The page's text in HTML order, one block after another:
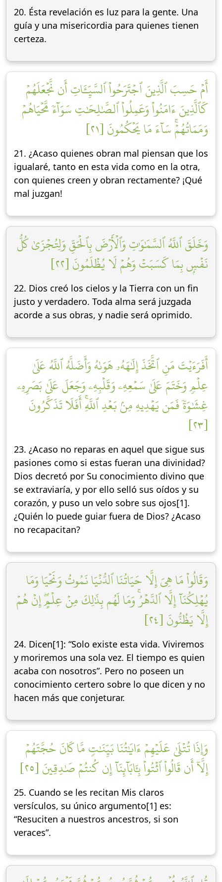
20. Ésta revelación es luz para la gente. Una
guía y una misericordia para quienes tienen
certeza.
أَمۡ حَسِبَ ٱلَّذِينَ ٱجۡتَرَحُواْ ٱلسَّيِّـَٔاتِ أَن نَّجۡعَلَهُمۡ
كَٱلَّذِينَ ءَامَنُواْ وَعَمِلُواْ ٱلصَّٰلِحَٰتِ سَوَآءٗ مَّحۡيَاهُمۡ
وَمَمَاتُهُمۡۚ سَآءَ مَا يَحۡكُمُونَ [٢١]
21. ¿Acaso quienes obran mal piensan que los
igualaré, tanto en esta vida como en la otra,
con quienes creen y obran rectamente? ¡Qué
mal juzgan!
وَخَلَقَ ٱللَّهُ ٱلسَّمَٰوَٰتِ وَٱلۡأَرۡضَ بِٱلۡحَقِّ وَلِتُجۡزَىٰ كُلُّ
نَفۡسِۭ بِمَا كَسَبَتۡ وَهُمۡ لَا يُظۡلَمُونَ [٢٢]
22. Dios creó los cielos y la Tierra con un fin
justo y verdadero. Toda alma será juzgada
acorde a sus obras, y nadie será oprimido.
أَفَرَءَيۡتَ مَنِ ٱتَّخَذَ إِلَٰهَهُۥ هَوَىٰهُ وَأَضَلَّهُ ٱللَّهُ عَلَىٰ
عِلۡمٖ وَخَتَمَ عَلَىٰ سَمۡعِهِۦ وَقَلۡبِهِۦ وَجَعَلَ عَلَىٰ بَصَرِهِۦ
غِشَٰوَةٗ فَمَن يَهۡدِيهِ مِنۢ بَعۡدِ ٱللَّهِۚ أَفَلَا تَذَكَّرُونَ
[٢٣]
23. ¿Acaso no reparas en aquel que sigue sus
pasiones como si estas fueran una divinidad?
Dios decretó por Su conocimiento divino que
se extraviaría, y por ello selló sus oídos y su
corazón, y puso un velo sobre sus ojos[1].
¿Quién lo puede guiar fuera de Dios? ¿Acaso
no recapacitan?
وَقَالُواْ مَا هِيَ إِلَّا حَيَاتُنَا ٱلدُّنۡيَا نَمُوتُ وَنَحۡيَا وَمَا
يُهۡلِكُنَآ إِلَّا ٱلدَّهۡرُۚ وَمَا لَهُم بِذَٰلِكَ مِنۡ عِلۡمٍۖ إِنۡ هُمۡ
إِلَّا يَظُنُّونَ [٢٤]
24. Dicen[1]: “Solo existe esta vida. Viviremos
y moriremos una sola vez. El tiempo es quien
acaba con nosotros”. Pero no poseen un
conocimiento certero sobre lo que dicen y no
hacen más que conjeturar.
وَإِذَا تُتۡلَىٰ عَلَيۡهِمۡ ءَايَٰتُنَا بَيِّنَٰتٖ مَّا كَانَ حُجَّتَهُمۡ
إِلَّآ أَن قَالُواْ ٱئۡتُواْ بِـَٔابَآئِنَآ إِن كُنتُمۡ صَٰدِقِينَ [٢٥]
25. Cuando se les recitan Mis claros
versículos, su único argumento[1] es:
“Resuciten a nuestros ancestros, si son
veraces”.